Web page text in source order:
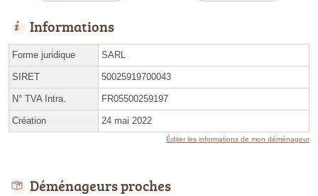
Informations
Forme juridique SARL
SIRET 50025919700043
N° TVA Intra. FR05500259197
Création 24 mai 2022
Éditer les informations de mon déménageur
Déménageurs proches